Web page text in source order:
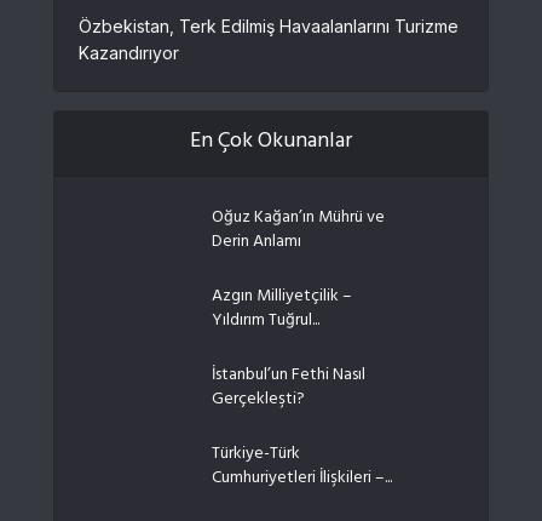
Özbekistan, Terk Edilmiş Havaalanlarını Turizme
Kazandırıyor
En Çok Okunanlar
Oğuz Kağan’ın Mührü ve
Derin Anlamı
Azgın Milliyetçilik –
Yıldırım Tuğrul...
İstanbul’un Fethi Nasıl
Gerçekleşti?
Türkiye-Türk
Cumhuriyetleri İlişkileri –...